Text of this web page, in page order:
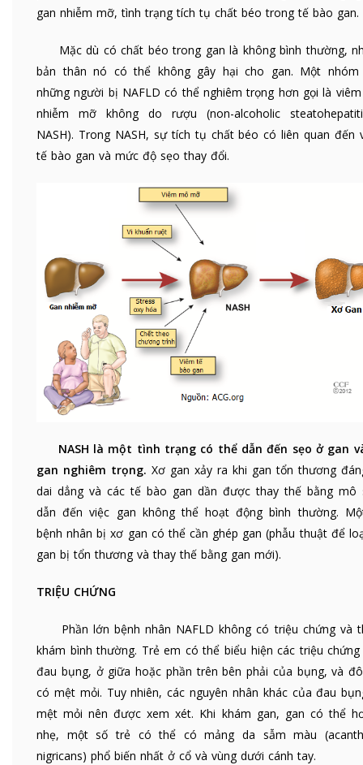
gan nhiễm mỡ, tình trạng tích tụ chất béo trong tế bào gan.
Mặc dù có chất béo trong gan là không bình thường,
bản thân nó có thể không gây hại cho gan. Một nhóm
những người bị NAFLD có thể nghiêm trọng hơn gọi là
nhiễm mỡ không do rượu (non-alcoholic
NASH). Trong NASH, sự tích tụ chất béo có liên quan đến
tế bào gan và mức độ sẹo thay đổi.
NASH là một tình trạng có thể dẫn đến sẹo ở gan
gan nghiêm trọng. Xơ gan xảy ra khi gan tổn thương
dai dẳng và các tế bào gan dần được thay thế bằng mô
dẫn đến việc gan không thể hoạt động bình thường.
bệnh nhân bị xơ gan có thể cần ghép gan (phẫu thuật để
gan bị tổn thương và thay thế bằng gan mới).
TRIỆU CHỨNG
Phần lớn bệnh nhân NAFLD không có triệu chứng và
khám bình thường. Trẻ em có thể biểu hiện các triệu
đau bụng, ở giữa hoặc phần trên bên phải của bụng, và
có mệt mỏi. Tuy nhiên, các nguyên nhân khác của đau
mệt mỏi nên được xem xét. Khi khám gan, gan có thể
nhẹ, một số trẻ có thể có mảng da sẫm màu
nigricans) phổ biến nhất ở cổ và vùng dưới cánh tay.